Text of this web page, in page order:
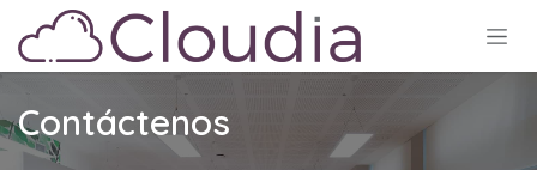
Ir al contenido
Contáctenos